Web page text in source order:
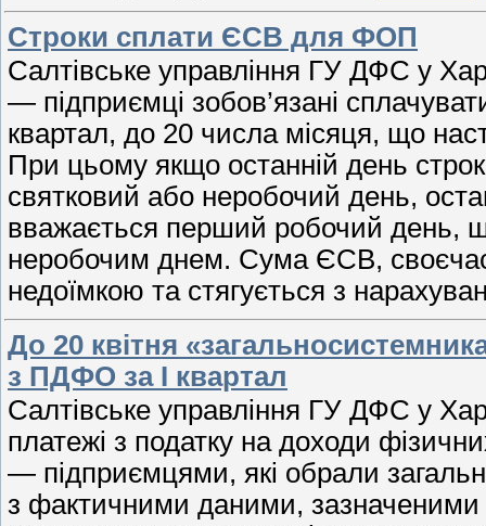
Строки сплати ЄСВ для ФОП
Салтівське управління ГУ ДФС у
— підприємці зобов’язані
квартал, до 20 числа місяця, що
При цьому якщо останній день
святковий або неробочий день,
вважається перший робочий день,
неробочим днем. Сума ЄСВ,
недоїмкою та стягується з
До 20 квітня
з ПДФО за I квартал
Салтівське управління ГУ ДФС у
платежі з податку на доходи
— підприємцями, які обрали
з фактичними даними, зазначеними у